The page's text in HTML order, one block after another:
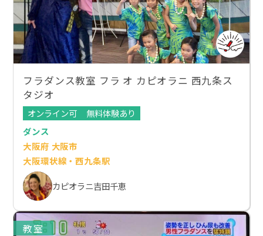
フラダンス教室 フラ オ カピオラニ 西九条ス
タジオ
オンライン可
無料体験あり
ダンス
大阪府 大阪市
大阪環状線・西九条駅
カピオラニ吉田千恵
教室